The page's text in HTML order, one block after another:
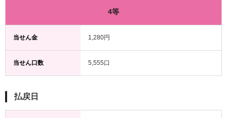
4等
当せん金 1,280円
当せん口数 5,555口
払戻日